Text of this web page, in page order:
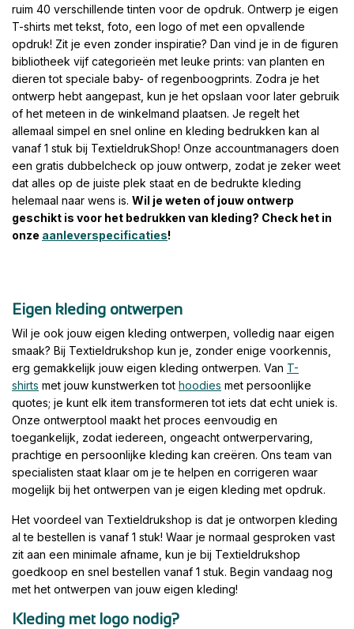
ruim 40 verschillende tinten voor de opdruk. Ontwerp je eigen
T-shirts met tekst, foto, een logo of met een opvallende
opdruk! Zit je even zonder inspiratie? Dan vind je in de figuren
bibliotheek vijf categorieën met leuke prints: van planten en
dieren tot speciale baby- of regenboogprints. Zodra je het
ontwerp hebt aangepast, kun je het opslaan voor later gebruik
of het meteen in de winkelmand plaatsen. Je regelt het
allemaal simpel en snel online en kleding bedrukken kan al
vanaf 1 stuk bij TextieldrukShop! Onze accountmanagers doen
een gratis dubbelcheck op jouw ontwerp, zodat je zeker weet
dat alles op de juiste plek staat en de bedrukte kleding
helemaal naar wens is. Wil je weten of jouw ontwerp
geschikt is voor het bedrukken van kleding? Check het in
onze aanleverspecificaties!
Eigen kleding ontwerpen
Wil je ook jouw eigen kleding ontwerpen, volledig naar eigen
smaak? Bij Textieldrukshop kun je, zonder enige voorkennis,
erg gemakkelijk jouw eigen kleding ontwerpen. Van T-
shirts met jouw kunstwerken tot hoodies met persoonlijke
quotes; je kunt elk item transformeren tot iets dat echt uniek is.
Onze ontwerptool maakt het proces eenvoudig en
toegankelijk, zodat iedereen, ongeacht ontwerpervaring,
prachtige en persoonlijke kleding kan creëren. Ons team van
specialisten staat klaar om je te helpen en corrigeren waar
mogelijk bij het ontwerpen van je eigen kleding met opdruk.
Het voordeel van Textieldrukshop is dat je ontworpen kleding
al te bestellen is vanaf 1 stuk! Waar je normaal gesproken vast
zit aan een minimale afname, kun je bij Textieldrukshop
goedkoop en snel bestellen vanaf 1 stuk. Begin vandaag nog
met het ontwerpen van jouw eigen kleding!
Kleding met logo nodig?